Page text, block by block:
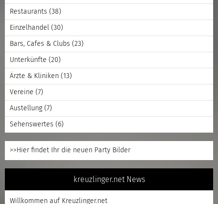
Restaurants (38)
Einzelhandel (30)
Bars, Cafes & Clubs (23)
Unterkünfte (20)
Ärzte & Kliniken (13)
Vereine (7)
Austellung (7)
Sehenswertes (6)
>>Hier findet Ihr die neuen Party Bilder
kreuzlinger.net News
Willkommen auf Kreuzlinger.net